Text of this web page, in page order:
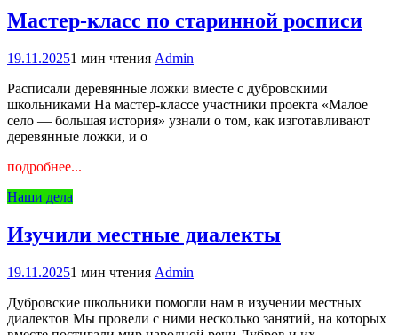
Мастер-класс по старинной росписи
19.11.20251 мин чтения Admin
Расписали деревянные ложки вместе с дубровскими
школьниками На мастер-классе участники проекта «Малое
село — большая история» узнали о том, как изготавливают
деревянные ложки, и о
подробнее...
Наши дела
Изучили местные диалекты
19.11.20251 мин чтения Admin
Дубровские школьники помогли нам в изучении местных
диалектов Мы провели с ними несколько занятий, на которых